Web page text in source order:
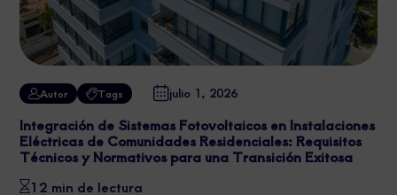
Autor Tags julio 1, 2026
Integración de Sistemas Fotovoltaicos en Instalaciones
Eléctricas de Comunidades Residenciales: Requisitos
Técnicos y Normativos para una Transición Exitosa
12 min de lectura